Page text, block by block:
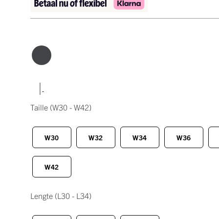
|
Taille (W30 - W42)
W30 W32 W34 W36
W42
Lengte (L30 - L34)